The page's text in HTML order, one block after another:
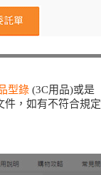
型錄 (3C用品)或是
，如有不符合規定